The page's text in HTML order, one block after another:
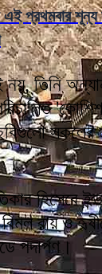
এই প্রথমবার
নয়, তিনি
সকলের
হিসেবে
রায় ও
পদার্পণ।